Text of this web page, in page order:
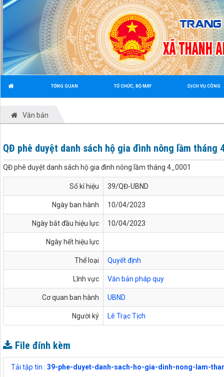
TỔNG QUAN TỔ CHỨC, BỘ MÁY DỊCH VỤ CÔNG
Văn bản
QĐ phê duyệt danh sách hộ gia đình nông lầm tháng
QĐ phê duyệt danh sách hộ gia đình nông lầm tháng 4_0001
Số kí hiệu 39/QĐ-UBND
Ngày ban hành 10/04/2023
Ngày bắt đầu hiệu lực 10/04/2023
Ngày hết hiệu lực
Thể loại Quyết định
Lĩnh vực Văn bản pháp quy
Cơ quan ban hành UBND
Người ký Lê Trạc Tịch
File đính kèm
Tải tập tin : 39-phe-duyet-danh-sach-ho-gia-dinh-nong-lam-